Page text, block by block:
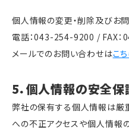
個人情報の変更・削除及びお
電話：043-254-9200 / FAX
メールでのお問い合わせはこ
5．個人情報の安全保
弊社の保有する個人情報は厳
への不正アクセスや個人情報